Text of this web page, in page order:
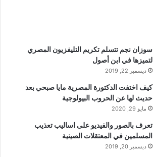
سوزان نجم تتسلم تكريم التليفزيون المصري
لتميزها في ابن أصول
ديسمبر 22, 2019
كيف اختفت الدكتورة المصرية مايا صبحي بعد
حديث لها عن الحروب البيولوجية
مايو 29, 2020
تعرف بالصور والفيديو على اساليب تعذيب
المسلمين في المعتقلات الصينية
ديسمبر 20, 2019